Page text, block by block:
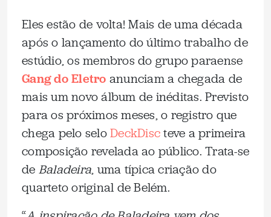
Eles estão de volta! Mais de uma década
após o lançamento do último trabalho de
estúdio, os membros do grupo paraense
Gang do Eletro anunciam a chegada de
mais um novo álbum de inéditas. Previsto
para os próximos meses, o registro que
chega pelo seloDeckDiscteve a primeira
composição revelada ao público. Trata-se
de Baladeira, uma típica criação do
quarteto original de Belém.